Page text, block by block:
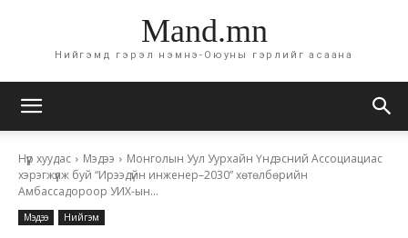
Mand.mn
Нийгэмд гэрэл нэмнэ-Оюуны гэрлийг асаана
Нүүр хуудас Мэдээ
Монголын Уул Уурхайн Үндэсний Ассоциациас
хэрэгжүүлж буй “Ирээдүйн инженер–2030” хөтөлбөрийн
Амбассадороор УИХ-ын...
Мэдээ Нийгэм